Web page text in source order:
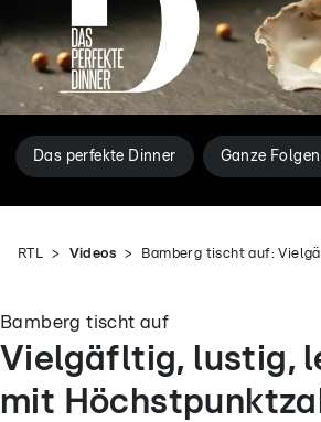
Das perfekte Dinner Ganze
RTL Videos Bamberg tischt auf:
Bamberg tischt auf
Vielgäfltig, lustig,
mit